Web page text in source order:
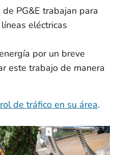
PG&E trabajan para
eléctricas
por un breve
este trabajo de manera
de tráfico en su área.